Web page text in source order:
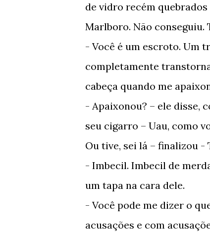
de vidro recém
Marlboro. Não conseguiu.
- Você é um escroto. Um
completamente
cabeça quando me
- Apaixonou? – ele disse,
seu cigarro – Uau, como
Ou tive, sei lá – finalizou -
- Imbecil. Imbecil de
um tapa na cara dele.
- Você pode me dizer o
acusações e com